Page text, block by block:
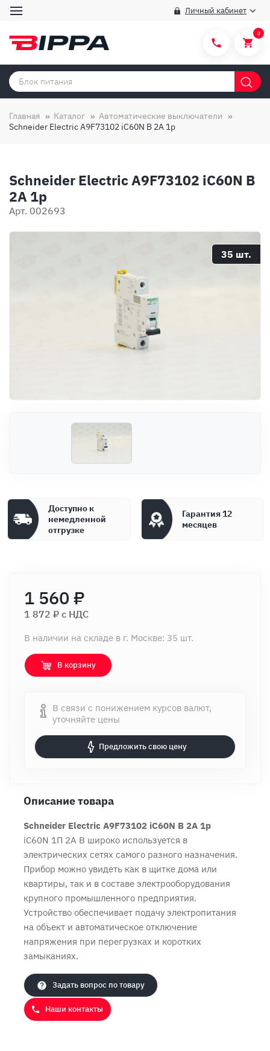
Личный кабинет
Категории товаров
Способы покупки
Вопросы и ответы
О компании
0
Главная Каталог
Автоматические выключатели
Schneider Electric A9F73102 iC60N B 2A 1p
Schneider Electric A9F73102 iC60N B
2A 1p
Арт. 002693
35 шт.
Доступно к
немедленной
отгрузке
Гарантия 12
месяцев
1 560 ₽
1 872 ₽ c НДС
В наличии на складе в г. Москве: 35 шт.
В корзину
В связи с понижением курсов валют,
уточняйте цены
Предложить свою цену
Описание товара
Schneider Electric A9F73102 iC60N B 2A 1p
iC60N 1П 2A B широко используется в
электрических сетях самого разного назначения.
Прибор можно увидеть как в щитке дома или
квартиры, так и в составе электрооборудования
крупного промышленного предприятия.
Устройство обеспечивает подачу электропитания
на объект и автоматическое отключение
напряжения при перегрузках и коротких
замыканиях.
Задать вопрос по товару
Наши контакты
Продолжить покупки Оформить заказ